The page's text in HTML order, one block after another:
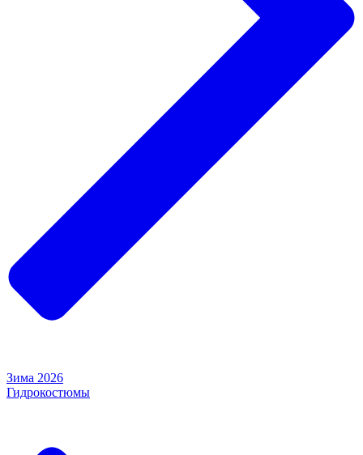
Зима 2026
Гидрокостюмы